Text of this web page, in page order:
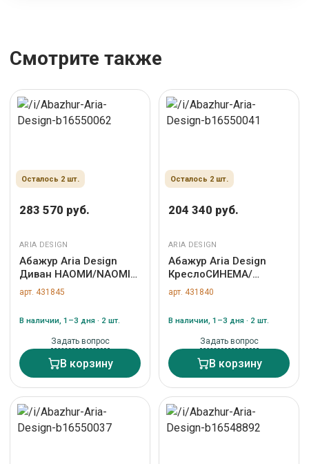
Смотрите также
Осталось 2 шт.
283 570 руб.
ARIA DESIGN
Абажур Aria Design
Диван НАОМИ/NAOMI
арт. ZN-431845
арт. 431845
В наличии, 1–3 дня · 2 шт.
Задать вопрос
В корзину
Осталось 2 шт.
204 340 руб.
ARIA DESIGN
Абажур Aria Design
КреслоСИНЕМА/
Cinema арт. ZN-431840
арт. 431840
В наличии, 1–3 дня · 2 шт.
Задать вопрос
В корзину